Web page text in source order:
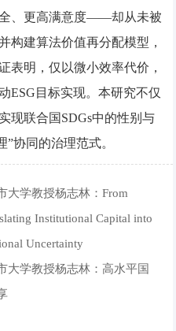
、更高满意度——却从未被
构建算法价值再分配模型，
表明，仅以微小效率代价，
ESG目标实现。本研究不仅
现联合国SDGs中的性别与
协同的治理范式。
大学教授杨志林：From
Institutional Capital into
Uncertainty
大学教授杨志林：高水平国